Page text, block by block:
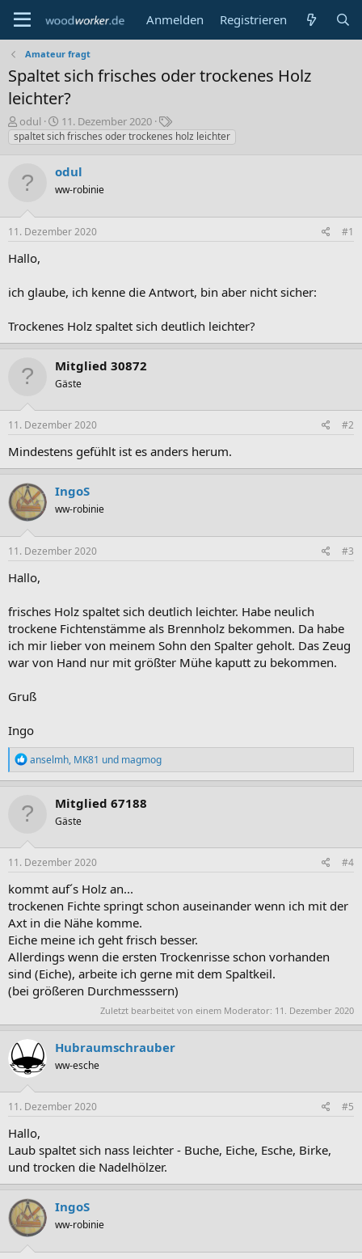
Anmelden Registrieren
Amateur fragt
Spaltet sich frisches oder trockenes Holz
leichter?
E
r
e
e
r
odul
E
r
e
l
t
a
11. Dezember 2020
S
c
o
spaltet sich frisches oder trockenes holz leichter
odul
ww-robinie
11. Dezember 2020 #1
Hallo,
ich glaube, ich kenne die Antwort, bin aber nicht sicher:
Trockenes Holz spaltet sich deutlich leichter?
Mitglied 30872
Gäste
11. Dezember 2020 #2
Mindestens gefühlt ist es anders herum.
IngoS
ww-robinie
11. Dezember 2020 #3
Hallo,
frisches Holz spaltet sich deutlich leichter. Habe neulich
trockene Fichtenstämme als Brennholz bekommen. Da habe
ich mir lieber von meinem Sohn den Spalter geholt. Das Zeug
war von Hand nur mit größter Mühe kaputt zu bekommen.
Gruß
Ingo
R
e
a
t
n
e
:
anselmh, MK81 und magmog
Mitglied 67188
Gäste
11. Dezember 2020 #4
kommt auf´s Holz an...
trockenen Fichte springt schon auseinander wenn ich mit der
Axt in die Nähe komme.
Eiche meine ich geht frisch besser.
Allerdings wenn die ersten Trockenrisse schon vorhanden
sind (Eiche), arbeite ich gerne mit dem Spaltkeil.
(bei größeren Durchmesssern)
Zuletzt bearbeitet von einem Moderator: 11. Dezember 2020
Hubraumschrauber
ww-esche
11. Dezember 2020 #5
Hallo,
Laub spaltet sich nass leichter - Buche, Eiche, Esche, Birke,
und trocken die Nadelhölzer.
IngoS
ww-robinie